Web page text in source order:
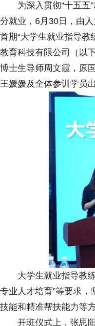
为深入贯彻“十五
分就业，6月30日，由
首期“大学生就业指导
教育科技有限公司（以
博士生导师周文霞，原
王媛媛及全体参训学员
大学生就业指导教
专业人才培育”等要求
技能和精准帮扶能力等
开班仪式上，张思